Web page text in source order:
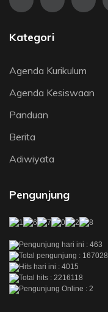
Kategori
Agenda Kurikulum
Agenda Kesiswaan
Panduan
Berita
Adiwiyata
Pengunjung
Pengunjung hari ini : 463
Total pengunjung : 167028
Hits hari ini : 4015
Total hits : 2216118
Pengunjung Online : 2